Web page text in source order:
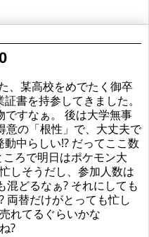
、某高校をめでたく御卒
書を持参してきました。
ですなぁ。 後は大学無事
意の「根性」で、大丈夫で
中らしい!? だってここ数
ろで明日はポケモン大
しそうだし、参加人数は
混どるなぁ? それにしても
両替だけがとっても忙し
れてるぐらいかな
?